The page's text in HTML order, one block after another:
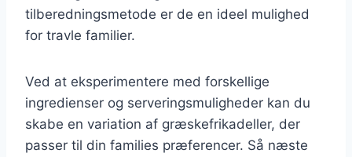
tilberedningsmetode er de en ideel mulighed
for travle familier.
Ved at eksperimentere med forskellige
ingredienser og serveringsmuligheder kan du
skabe en variation af græskefrikadeller, der
passer til din families præferencer. Så næste